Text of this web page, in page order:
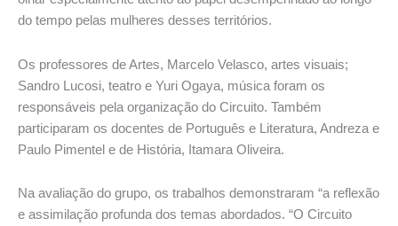
do tempo pelas mulheres desses territórios.
Os professores de Artes, Marcelo Velasco, artes visuais;
Sandro Lucosi, teatro e Yuri Ogaya, música foram os
responsáveis pela organização do Circuito. Também
participaram os docentes de Português e Literatura, Andreza e
Paulo Pimentel e de História, Itamara Oliveira.
Na avaliação do grupo, os trabalhos demonstraram “a reflexão
e assimilação profunda dos temas abordados. “O Circuito